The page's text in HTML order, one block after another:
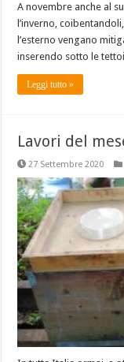
A novembre anche al
l’inverno,
l’esterno vengano
inserendo sotto le
Leggi tutto »
Lavori del
27 Settembre 2020